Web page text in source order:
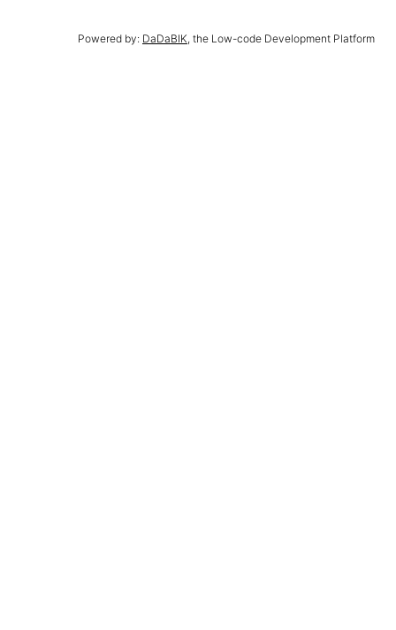
Powered by: DaDaBIK, the Low-code Development Platform